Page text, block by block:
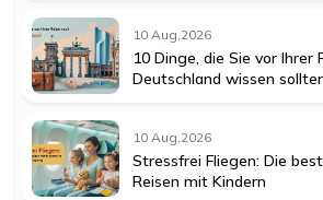
10 Aug,2026
10 Dinge, die Sie vor Ihrer
Deutschland wissen
10 Aug,2026
Stressfrei Fliegen: Die
Reisen mit Kindern